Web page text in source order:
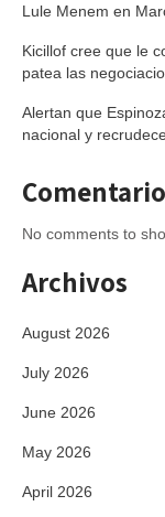
Lule Menem en
Kicillof cree que le
patea las
Alertan que
nacional y
No comments to
Archivos
August 2026
July 2026
June 2026
May 2026
April 2026